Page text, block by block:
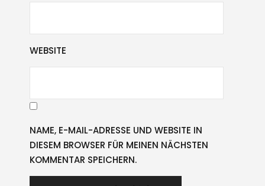
WEBSITE
NAME, E-MAIL-ADRESSE UND WEBSITE IN
DIESEM BROWSER FÜR MEINEN NÄCHSTEN
KOMMENTAR SPEICHERN.